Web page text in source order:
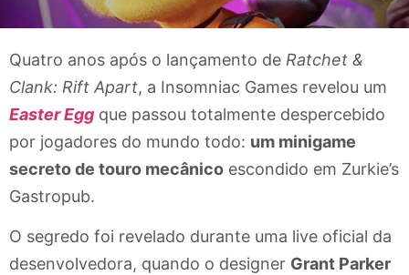
Quatro anos após o lançamento de Ratchet &
Clank: Rift Apart, a Insomniac Games revelou um
Easter Egg que passou totalmente despercebido
por jogadores do mundo todo: um minigame
secreto de touro mecânico escondido em Zurkie’s
Gastropub.
O segredo foi revelado durante uma live oficial da
desenvolvedora, quando o designer Grant Parker